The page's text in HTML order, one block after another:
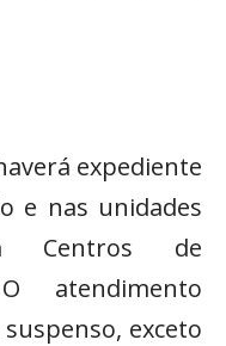
expediente
e nas unidades
Centros de
atendimento
exceto